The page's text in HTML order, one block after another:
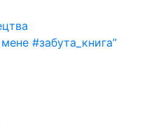
#забута_книга”